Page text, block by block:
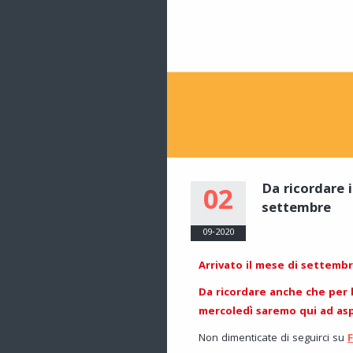
02
09-2020
Da ricordare
settembre
Arrivato il mese di
Da ricordare anche che
mercoledì saremo qui ad
Non dimenticate di seguirci su